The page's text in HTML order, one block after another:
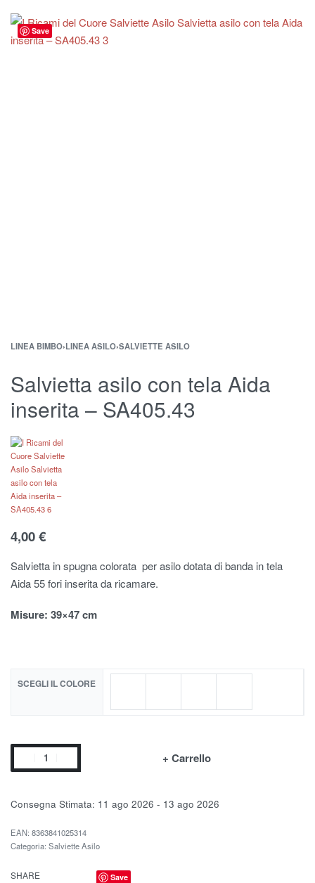
Save
LINEA BIMBO›LINEA ASILO›SALVIETTE ASILO
Salvietta asilo con tela Aida
inserita – SA405.43
4,00€
Salvietta in spugna colorata per asilo dotata di banda in tela
Aida 55 fori inserita da ricamare.
Misure: 39×47 cm
SCEGLI IL COLORE
+ Carrello
Consegna Stimata: 11 ago 2026 - 13 ago 2026
EAN: 8363841025314
Categoria: Salviette Asilo
SHARE Save